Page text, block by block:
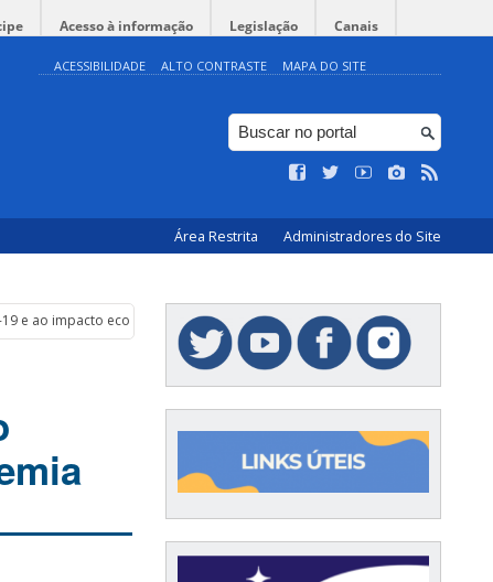
Acesso à informação Legislação Canais
ACESSIBILIDADE ALTO CONTRASTE MAPA DO SITE
Área Restrita Administradores do Site
e ao impacto econômico causado pela pandemia